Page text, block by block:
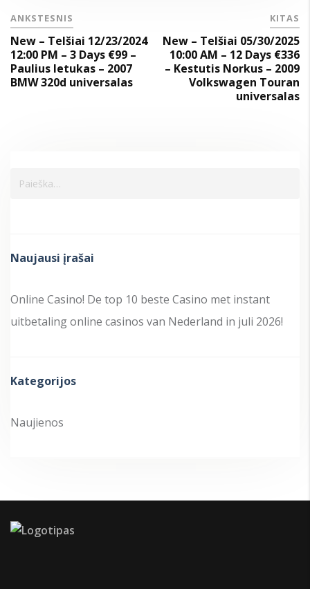
ANKSTESNIS
New – Telšiai 12/23/2024
12:00 PM – 3 Days €99 –
Paulius letukas – 2007
BMW 320d universalas
KITAS
New – Telšiai 05/30/2025
10:00 AM – 12 Days €336
– Kestutis Norkus – 2009
Volkswagen Touran
universalas
Naujausi įrašai
Online Casino! De top 10 beste Casino met instant
uitbetaling online casinos van Nederland in juli 2026!
Kategorijos
Naujienos